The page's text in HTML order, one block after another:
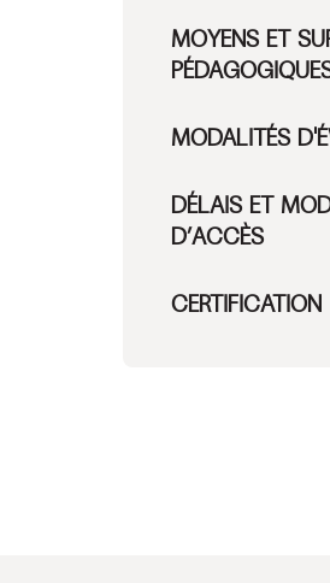
MOYENS ET
MODALITÉS
DÉLAIS ET
D’ACCÈS
CERTIFICATION